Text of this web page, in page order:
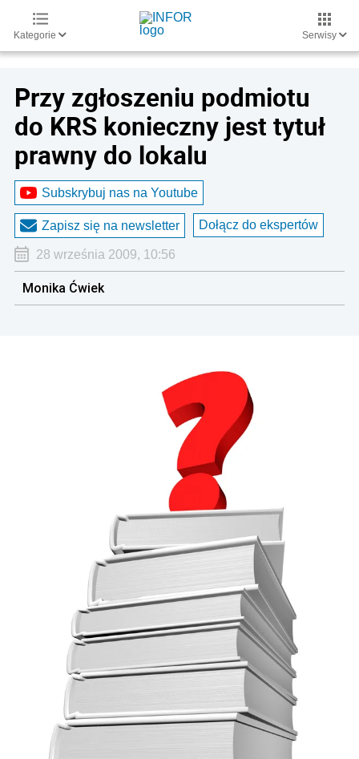
Kategorie Serwisy
Przy zgłoszeniu podmiotu
do KRS konieczny jest tytuł
prawny do lokalu
Subskrybuj nas na Youtube
Zapisz się na newsletter Dołącz do ekspertów
28 września 2009, 10:56
Monika Ćwiek